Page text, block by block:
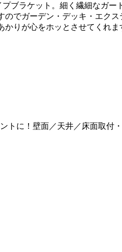
ブラケット。細く繊細なガー
でガーデン・デッキ・エク
りが心をホッとさせてくれま
に！壁面／天井／床面取付